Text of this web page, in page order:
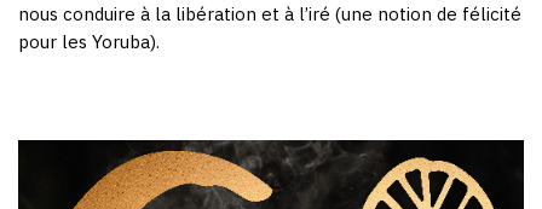
nous conduire à la libération et à l’iré (une notion de félicité
pour les Yoruba).